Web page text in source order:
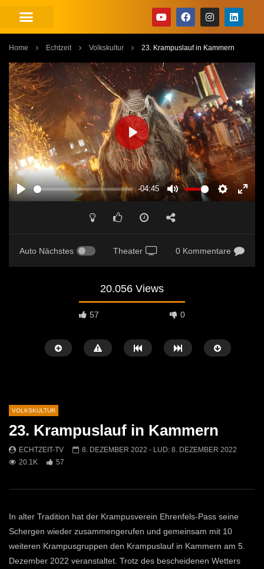
Home Echtzeit Volkskultur 23. Krampuslauf in Kammern
PLAY
-04:45
MUTE SETTINGS
PLAY
Auto Nächstes Theater 0 Kommentare
20.056 Views
57 0
Osterfeuer St. Michael 2026: Tradition
ECHTZEIT-TV
14. APRIL 2026
1.5K
21
VOLKSKULTUR
23. Krampuslauf in Kammern
ECHTZEIT-TV 8. DEZEMBER 2022 - LUD: 8. DEZEMBER 2022
20.1K
57
In alter Tradition hat der Krampusverein Ehrenfels-Pass seine
Schergen wieder zusammengerufen und gemeinsam mit 10
weiteren Krampusgruppen den Krampuslauf in Kammern am 5.
Dezember 2022 veranstaltet. Trotz des bescheidenen Wetters